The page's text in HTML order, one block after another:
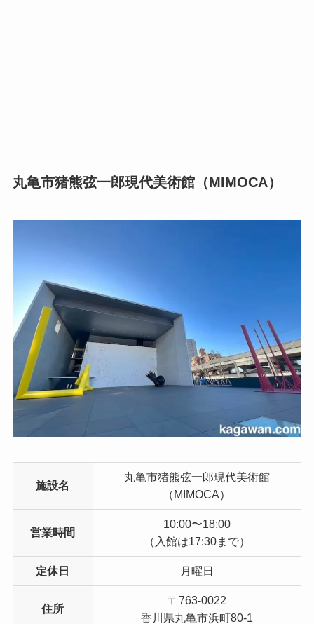
丸亀市猪熊弦一郎現代美術館（MIMOCA）
施設名
丸亀市猪熊弦一郎現代美術館
（MIMOCA）
営業時間
10:00〜18:00
（入館は17:30まで）
定休日 月曜日
住所
〒763-0022
香川県丸亀市浜町80-1